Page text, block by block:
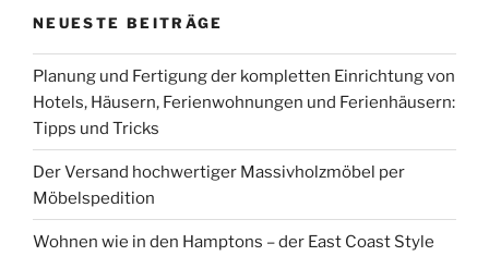
NEUESTE BEITRÄGE
Planung und Fertigung der kompletten Einrichtung von
Hotels, Häusern, Ferienwohnungen und Ferienhäusern:
Tipps und Tricks
Der Versand hochwertiger Massivholzmöbel per
Möbelspedition
Wohnen wie in den Hamptons – der East Coast Style